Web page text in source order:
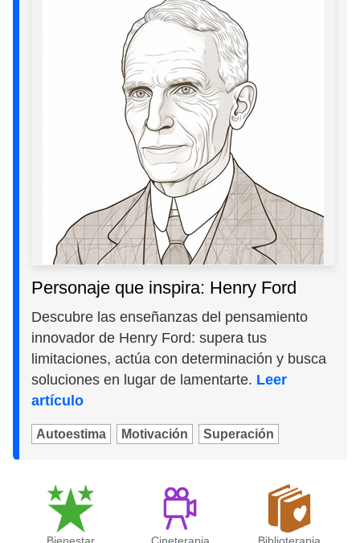
Personaje que inspira: Henry Ford
Descubre las enseñanzas del pensamiento
innovador de Henry Ford: supera tus
limitaciones, actúa con determinación y busca
soluciones en lugar de lamentarte. Leer
artículo
Autoestima Motivación Superación
Bienestar Cineterapia Biblioterapia